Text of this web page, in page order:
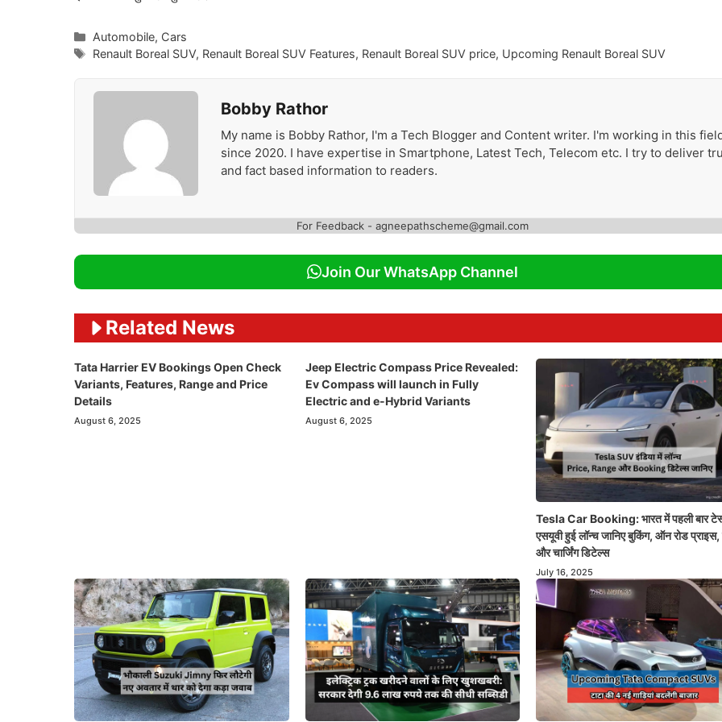
Categories
Automobile, Cars
Tags
Renault Boreal SUV, Renault Boreal SUV Features, Renault Boreal SUV price, Upcoming Renault Boreal SUV
Bobby Rathor
My name is Bobby Rathor, I'm a Tech Blogger and Content writer. I'm working in this
since 2020. I have expertise in Smartphone, Latest Tech, Telecom etc. I try to deliver
and fact based information to readers.
For Feedback - agneepathscheme@gmail.com
Join Our WhatsApp Channel
Related News
Tata Harrier EV Bookings Open Check
Variants, Features, Range and Price
Details
August 6, 2025
Jeep Electric Compass Price Revealed:
Ev Compass will launch in Fully
Electric and e-Hybrid Variants
August 6, 2025
Tesla Car Booking: भारत में पहली बार
एसयूवी हुई लॉन्च जानिए बुकिंग, ऑन रोड
और चार्जिंग डिटेल्स
July 16, 2025